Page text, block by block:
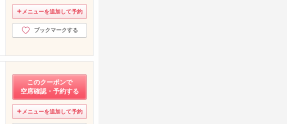
メニューを追加して予約
ブックマークする
このクーポンで
空席確認・予約する
メニューを追加して予約